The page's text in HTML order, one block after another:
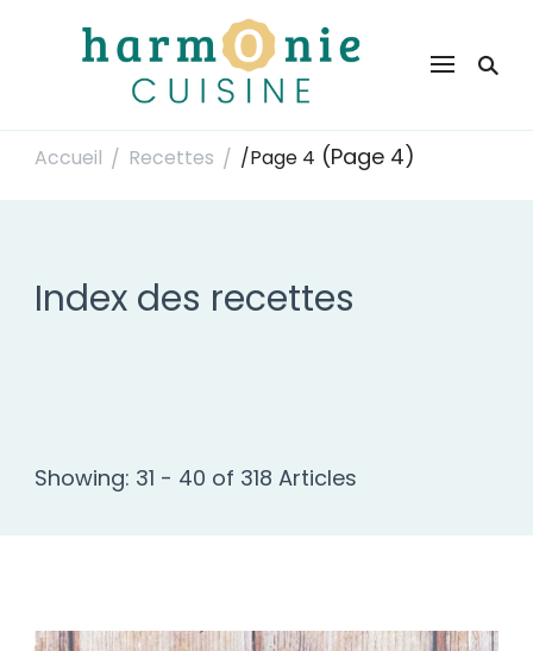
Harmonie Cuisine
Accueil / Recettes / /Page 4 (Page 4)
Index des recettes
Showing: 31 - 40 of 318 Articles